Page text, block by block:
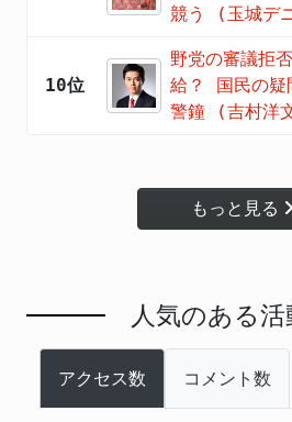
競う (玉城デ
10位
野党の審議拒
給？ 国民の疑
警鐘 (吉村洋
もっと見る
人気のある活
アクセス数 コメント数